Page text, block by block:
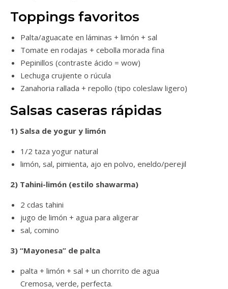
Toppings favoritos
Palta/aguacate en láminas + limón + sal
Tomate en rodajas + cebolla morada fina
Pepinillos (contraste ácido = wow)
Lechuga crujiente o rúcula
Zanahoria rallada + repollo (tipo coleslaw ligero)
Salsas caseras rápidas
1) Salsa de yogur y limón
1/2 taza yogur natural
limón, sal, pimienta, ajo en polvo, eneldo/perejil
2) Tahini-limón (estilo shawarma)
2 cdas tahini
jugo de limón + agua para aligerar
sal, comino
3) “Mayonesa” de palta
palta + limón + sal + un chorrito de agua
Cremosa, verde, perfecta.